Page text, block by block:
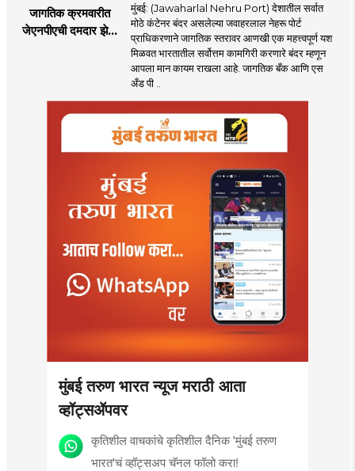
जागतिक क्रमवारीत
जेएनपीएची दमदार झेप;
मुंबई: (Jawaharlal Nehru Port) देशातील सर्वात
मोठे कंटेनर बंदर असलेल्या जवाहरलाल नेहरू पोर्ट
प्राधिकरणाने जागतिक स्तरावर आणखी एक महत्त्वपूर्ण यश
मिळवत भारतातील सर्वोत्तम कामगिरी करणारे बंदर म्हणून
आपला मान कायम राखला आहे. जागतिक बँक आणि एस
अँड पी ..
मुंबई तरुण भारत न्यूज मराठी आता
व्हॉट्सॲपवर
कृतिशील वाचकांचे कृतिशील दैनिक 'मुंबई तरुण
भारत'चं व्हॉट्सअप चॅनल फॉलो करा!